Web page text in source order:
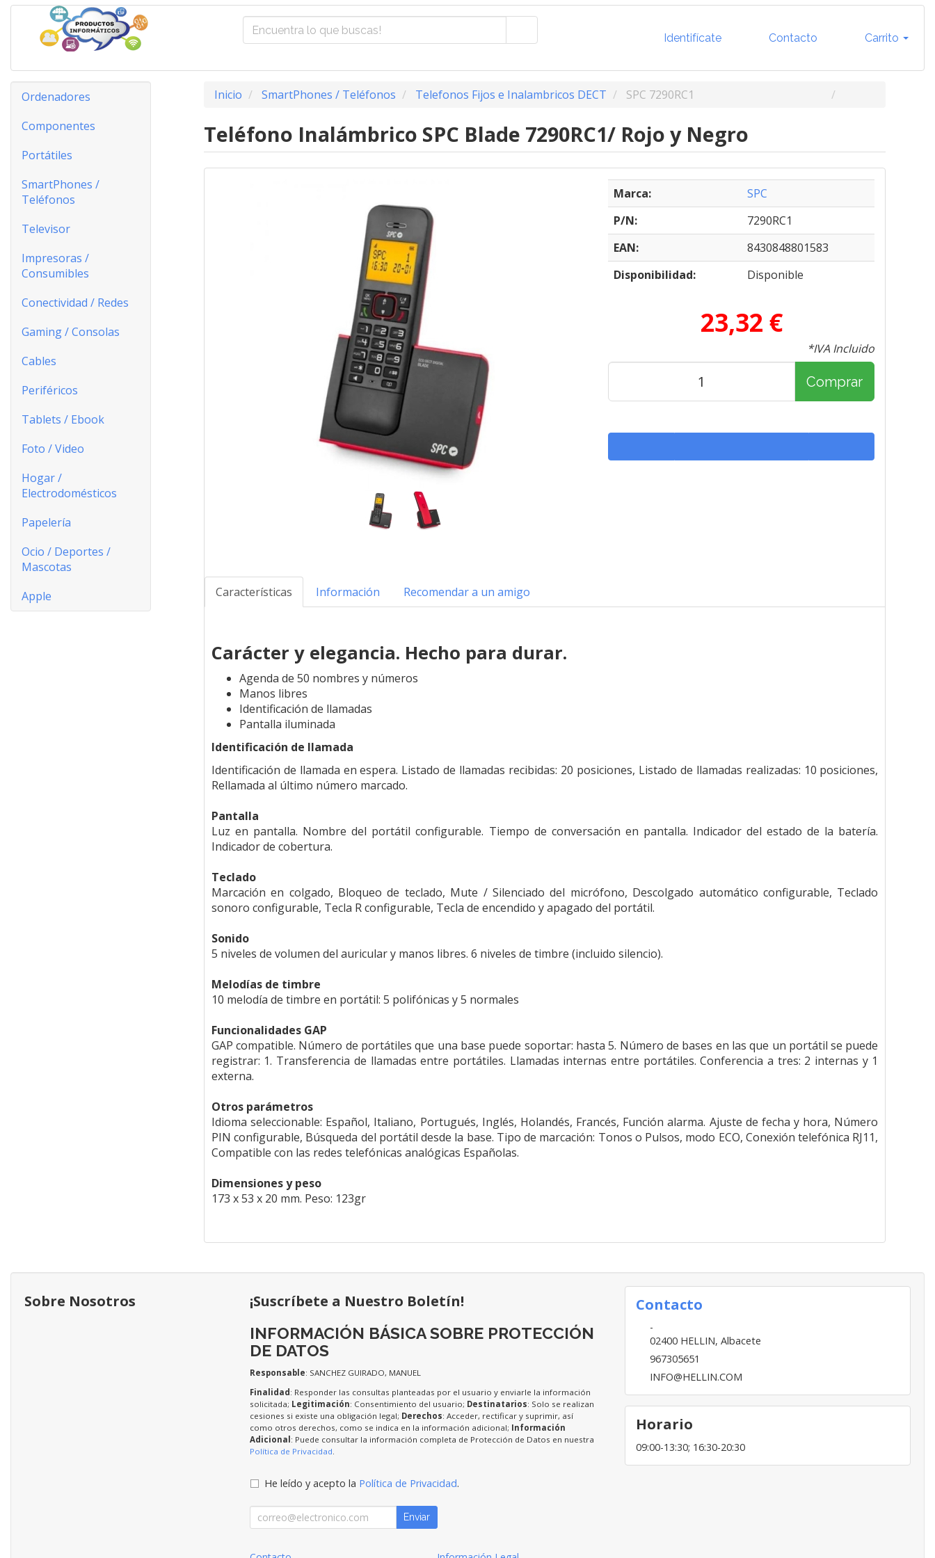
Identifícate Contacto Carrito
Ordenadores
Componentes
Portátiles
SmartPhones /
Teléfonos
Televisor
Impresoras /
Consumibles
Conectividad / Redes
Gaming / Consolas
Cables
Periféricos
Tablets / Ebook
Foto / Video
Hogar /
Electrodomésticos
Papelería
Ocio / Deportes /
Mascotas
Apple
Inicio SmartPhones / Teléfonos Telefonos Fijos e Inalambricos DECT SPC 7290RC1
Teléfono Inalámbrico SPC Blade 7290RC1/ Rojo y Negro
Marca:
SPC
P/N:
7290RC1
EAN:
8430848801583
Disponibilidad:
Disponible
23,32 €
*IVA Incluido
Comprar
Características Información Recomendar a un amigo
Carácter y elegancia. Hecho para durar.
Agenda de 50 nombres y números
Manos libres
Identificación de llamadas
Pantalla iluminada
Identificación de llamada
Identificación de llamada en espera. Listado de llamadas recibidas: 20 posiciones, Listado de llamadas realizadas: 10 posiciones,
Rellamada al último número marcado.
Pantalla
Luz en pantalla. Nombre del portátil configurable. Tiempo de conversación en pantalla. Indicador del estado de la batería.
Indicador de cobertura.
Teclado
Marcación en colgado, Bloqueo de teclado, Mute / Silenciado del micrófono, Descolgado automático configurable, Teclado
sonoro configurable, Tecla R configurable, Tecla de encendido y apagado del portátil.
Sonido
5 niveles de volumen del auricular y manos libres. 6 niveles de timbre (incluido silencio).
Melodías de timbre
10 melodía de timbre en portátil: 5 polifónicas y 5 normales
Funcionalidades GAP
GAP compatible. Número de portátiles que una base puede soportar: hasta 5. Número de bases en las que un portátil se puede
registrar: 1. Transferencia de llamadas entre portátiles. Llamadas internas entre portátiles. Conferencia a tres: 2 internas y 1
externa.
Otros parámetros
Idioma seleccionable: Español, Italiano, Portugués, Inglés, Holandés, Francés, Función alarma. Ajuste de fecha y hora, Número
PIN configurable, Búsqueda del portátil desde la base. Tipo de marcación: Tonos o Pulsos, modo ECO, Conexión telefónica RJ11,
Compatible con las redes telefónicas analógicas Españolas.
Dimensiones y peso
173 x 53 x 20 mm. Peso: 123gr
Sobre Nosotros
¡Suscríbete a Nuestro Boletín!
INFORMACIÓN BÁSICA SOBRE PROTECCIÓN
DE DATOS
Responsable: SANCHEZ GUIRADO, MANUEL
Finalidad : Responder las consultas planteadas por el usuario y enviarle la información
solicitada; Legitimación: Consentimiento del usuario; Destinatarios: Solo se realizan
cesiones si existe una obligación legal; Derechos: Acceder, rectificar y suprimir, así
como otros derechos, como se indica en la información adicional; Información
Adicional : Puede consultar la información completa de Protección de Datos en nuestra
Política de Privacidad.
He leído y acepto la Política de Privacidad.
Enviar
Contacto
-
02400 HELLIN, Albacete
967305651
INFO@HELLIN.COM
Horario
09:00-13:30; 16:30-20:30